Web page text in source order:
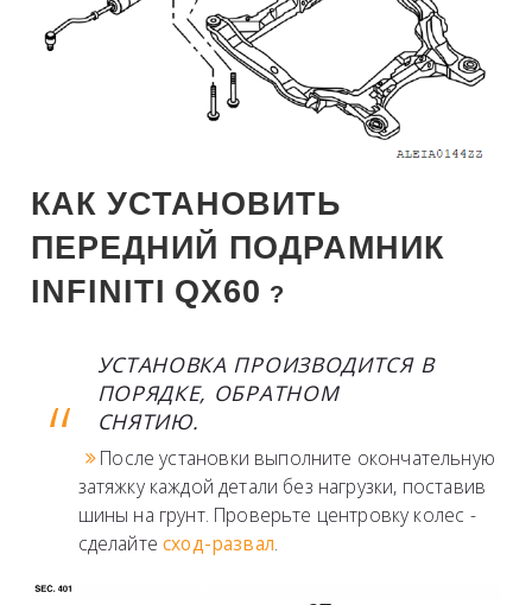
КАК УСТАНОВИТЬ
ПЕРЕДНИЙ ПОДРАМНИК
INFINITI QX60 ?
УСТАНОВКА ПРОИЗВОДИТСЯ В
ПОРЯДКЕ, ОБРАТНОМ
СНЯТИЮ.
После установки выполните окончательную
затяжку каждой детали без нагрузки, поставив
шины на грунт. Проверьте центровку колес -
сделайтесход-развал.